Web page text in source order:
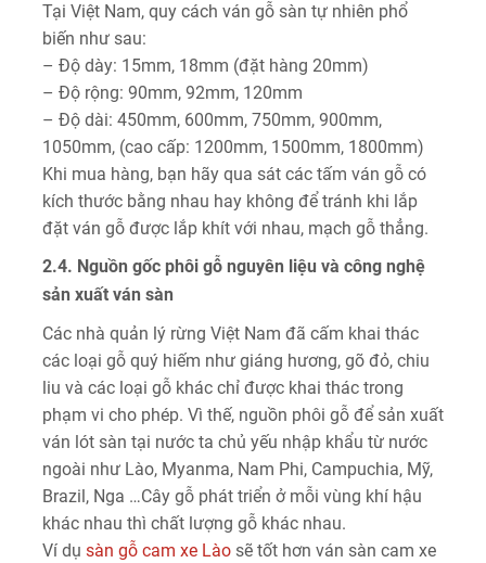
Tại Việt Nam, quy cách ván gỗ sàn tự nhiên phổ
biến như sau:
– Độ dày: 15mm, 18mm (đặt hàng 20mm)
– Độ rộng: 90mm, 92mm, 120mm
– Độ dài: 450mm, 600mm, 750mm, 900mm,
1050mm, (cao cấp: 1200mm, 1500mm, 1800mm)
Khi mua hàng, bạn hãy qua sát các tấm ván gỗ có
kích thước bằng nhau hay không để tránh khi lắp
đặt ván gỗ được lắp khít với nhau, mạch gỗ thẳng.
2.4. Nguồn gốc phôi gỗ nguyên liệu và công nghệ
sản xuất ván sàn
Các nhà quản lý rừng Việt Nam đã cấm khai thác
các loại gỗ quý hiếm như giáng hương, gõ đỏ, chiu
liu và các loại gỗ khác chỉ được khai thác trong
phạm vi cho phép. Vì thế, nguồn phôi gỗ để sản xuất
ván lót sàn tại nước ta chủ yếu nhập khẩu từ nước
ngoài như Lào, Myanma, Nam Phi, Campuchia, Mỹ,
Brazil, Nga …Cây gỗ phát triển ở mỗi vùng khí hậu
khác nhau thì chất lượng gỗ khác nhau.
Ví dụ sàn gỗ cam xe Lào sẽ tốt hơn ván sàn cam xe